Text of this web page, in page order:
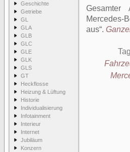
Geschichte
Getriebe
GL
GLA
GLB
GLC
GLE
GLK
GLS
GT
Heckflosse
Heizung & Lüftung
Historie
Individualisierung
Infotainment
Interieur
Internet
Jubiläum
Konzern
Gesamter
Mercedes-
aus .